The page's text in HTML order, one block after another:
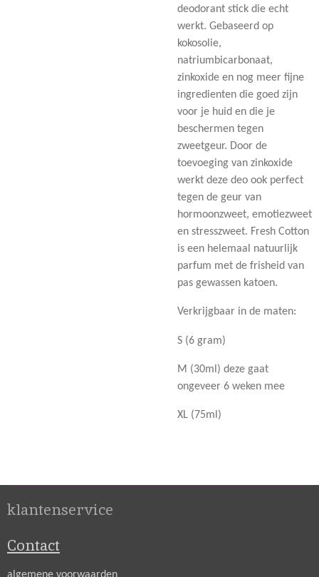
deodorant stick die echt
werkt. Gebaseerd op
kokosolie,
natriumbicarbonaat,
zinkoxide en nog meer fijne
ingredienten die goed zijn
voor je huid en die je
beschermen tegen
zweetgeur. Door de
toevoeging van zinkoxide
werkt deze deo ook perfect
tegen de geur van
hormoonzweet, emotiezweet
en stresszweet. Fresh Cotton
is een helemaal natuurlijk
parfum met de frisheid van
pas gewassen katoen.
Verkrijgbaar in de maten:
S (6 gram)
M (30ml) deze gaat
ongeveer 6 weken mee
XL (75ml)
klantenservice
Contact